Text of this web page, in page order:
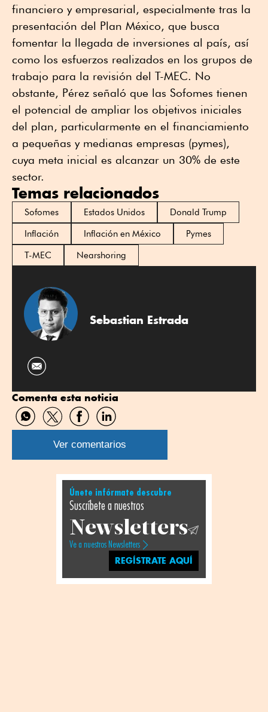
financiero y empresarial, especialmente tras la
presentación del Plan México, que busca
fomentar la llegada de inversiones al país, así
como los esfuerzos realizados en los grupos de
trabajo para la revisión del T-MEC. No
obstante, Pérez señaló que las Sofomes tienen
el potencial de ampliar los objetivos iniciales
del plan, particularmente en el financiamiento
a pequeñas y medianas empresas (pymes),
cuya meta inicial es alcanzar un 30% de este
sector.
Temas relacionados
Sofomes Estados Unidos
Donald Trump
Inflación
Inflación en México
Pymes
T-MEC
Nearshoring
Sebastian Estrada
Comenta esta noticia
Compartir
por
WhatsApp
Compartir
por
Twitter
Compartir
por
Facebook
Compartir
por
Linkedin
Ver comentarios
Únete infórmate descubre
Suscríbete a nuestros
Newsletters
Ve a nuestros Newsletters
REGÍSTRATE AQUÍ